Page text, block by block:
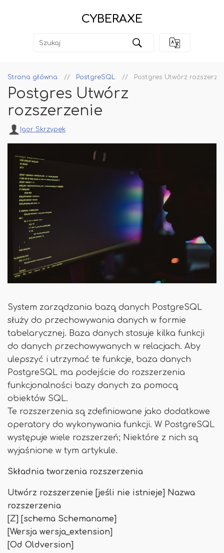
CYBERAXE
Strona główna PostgreSQL Postgres Utwórz
Postgres Utwórz
rozszerzenie
Igor Skrzypek
System zarządzania bazą danych PostgreSQL
służy do przechowywania danych w formie
tabelarycznej. Baza danych stosuje kilka funkcji
do danych przechowywanych w relacjach. Aby
ulepszyć i utrzymać te funkcje, baza danych
PostgreSQL ma podejście do rozszerzenia
funkcjonalności bazy danych za pomocą
obiektów SQL.
Te rozszerzenia są zdefiniowane jako dodatkowe
operatory do wykonywania funkcji. W PostgreSQL
występuje wiele rozszerzeń; Niektóre z nich są
wyjaśnione w tym artykule.
Składnia tworzenia rozszerzenia
Utwórz rozszerzenie [jeśli nie istnieje] Nazwa
rozszerzenia
[Z] [schema Schemaname]
[Wersja wersja_extension]
[Od Oldversion]